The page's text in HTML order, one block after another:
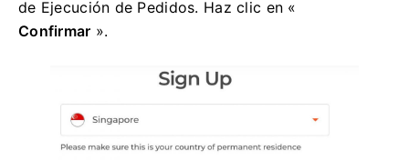
de Ejecución de Pedidos. Haz clic en «
Confirmar ».